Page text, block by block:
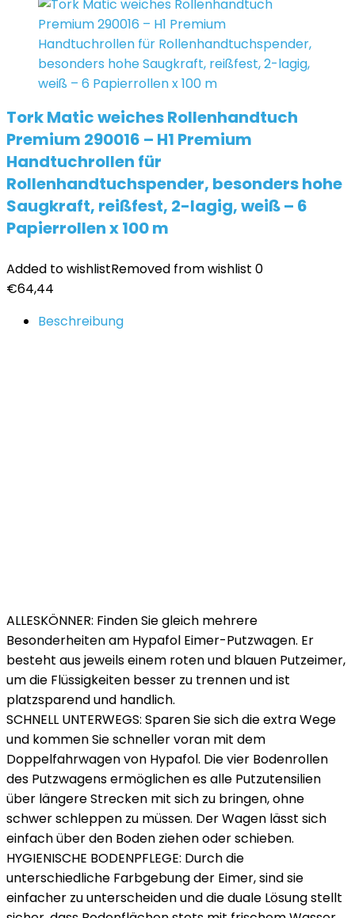
Tork Matic weiches Rollenhandtuch
Premium 290016 – H1 Premium
Handtuchrollen für
Rollenhandtuchspender, besonders hohe
Saugkraft, reißfest, 2-lagig, weiß – 6
Papierrollen x 100 m
Added to wishlistRemoved from wishlist 0
€64,44
Beschreibung
ALLESKÖNNER: Finden Sie gleich mehrere
Besonderheiten am Hypafol Eimer-Putzwagen. Er
besteht aus jeweils einem roten und blauen Putzeimer,
um die Flüssigkeiten besser zu trennen und ist
platzsparend und handlich.
SCHNELL UNTERWEGS: Sparen Sie sich die extra Wege
und kommen Sie schneller voran mit dem
Doppelfahrwagen von Hypafol. Die vier Bodenrollen
des Putzwagens ermöglichen es alle Putzutensilien
über längere Strecken mit sich zu bringen, ohne
schwer schleppen zu müssen. Der Wagen lässt sich
einfach über den Boden ziehen oder schieben.
HYGIENISCHE BODENPFLEGE: Durch die
unterschiedliche Farbgebung der Eimer, sind sie
einfacher zu unterscheiden und die duale Lösung stellt